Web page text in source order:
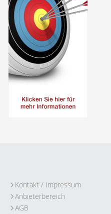
Kontakt / Impressum
Anbieterbereich
AGB